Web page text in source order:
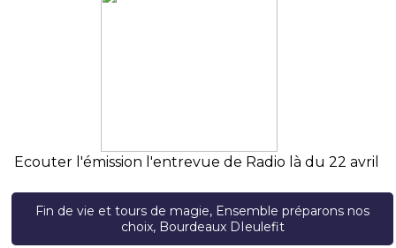
Ecouter l'émission l'entrevue de Radio là du 22 avril
Fin de vie et tours de magie, Ensemble préparons nos
choix, Bourdeaux DIeulefit